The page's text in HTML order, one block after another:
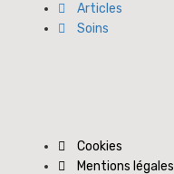
Articles
Soins
Cookies
Mentions légales